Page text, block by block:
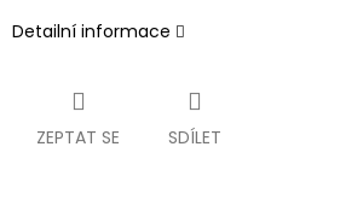
Detailní informace
ZEPTAT SE SDÍLET